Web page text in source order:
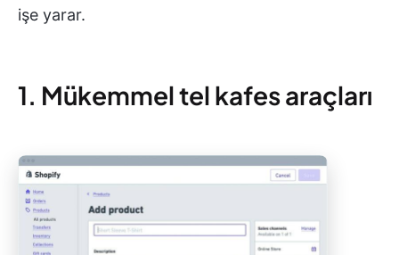
işe yarar.
1. Mükemmel tel kafes araçları